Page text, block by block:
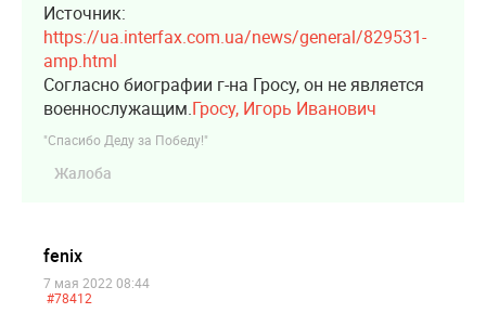
Источник:
https://ua.interfax.com.ua/news/general/829531-
amp.html
Согласно биографии г-на Гросу, он не является
военнослужащим.Гросу, Игорь Иванович
"Спасибо Деду за Победу!"
Жалоба
fenix
7 мая 2022 08:44
#78412